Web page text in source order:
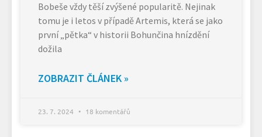
Bobeše vždy těší zvýšené popularitě. Nejinak
tomu je i letos v případě Artemis, která se jako
první „pětka“ v historii Bohunčina hnízdění
dožila
ZOBRAZIT ČLÁNEK »
23. 7. 2024 18 komentářů